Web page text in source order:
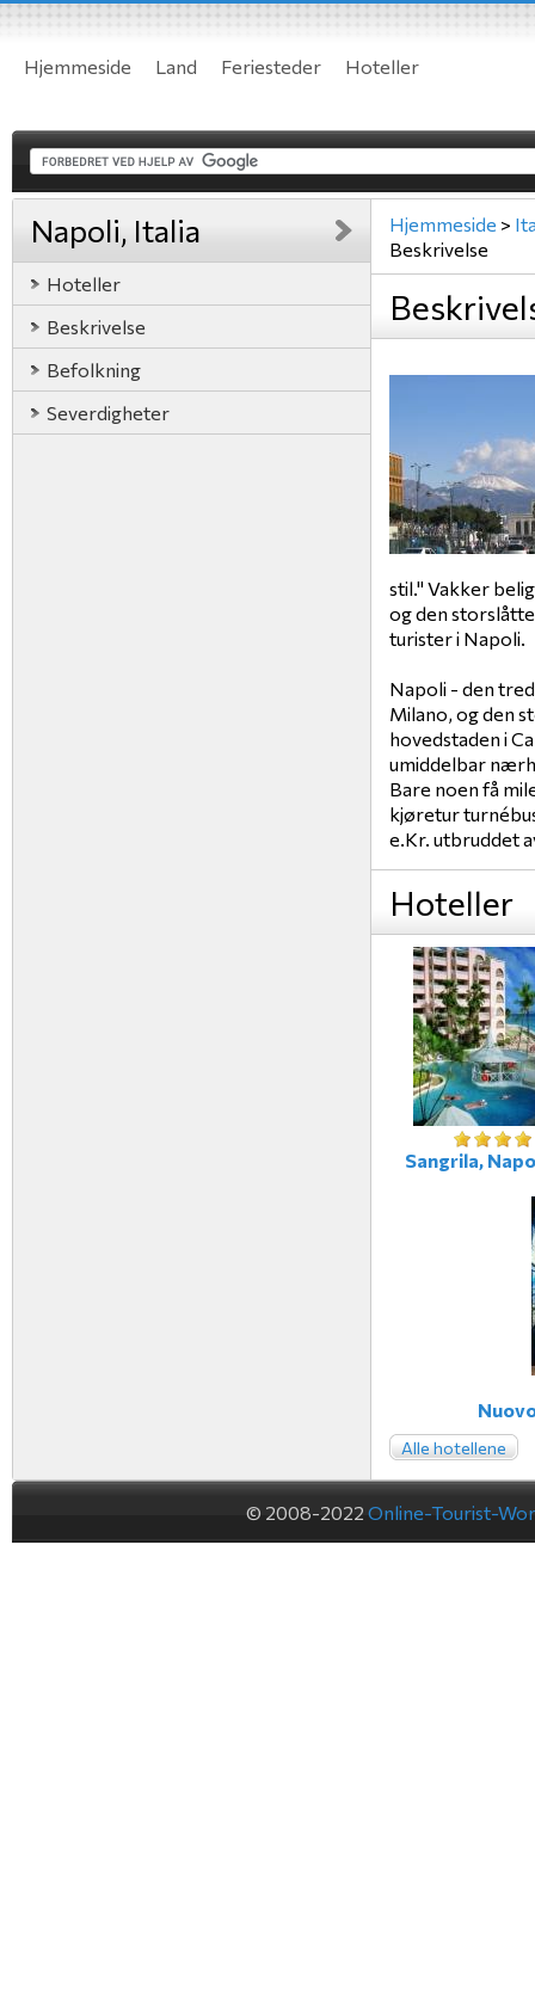
Hjemmeside Land Feriesteder Hoteller
Napoli, Italia
Hoteller
Beskrivelse
Befolkning
Severdigheter
Hjemmeside >
Beskrivelse
stil." Vakker
og den
turister i Napoli.
Napoli - den
Milano, og den
hovedstaden i
umiddelbar
Bare noen få
kjøretur
e.Kr. utbruddet
Hoteller
Sangrila,
Alle hotellene
© 2008-2022 Online-Tourist-